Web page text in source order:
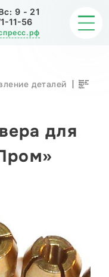
9 - 21
11-56
деталей Цанги для
гравера
для ООО
«ТКТ
Пром»
для